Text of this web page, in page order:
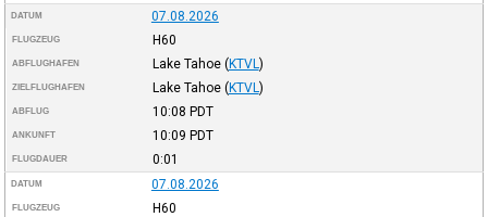
DATUM 07.08.2026
FLUGZEUG H60
ABFLUGHAFEN Lake Tahoe (KTVL )
ZIELFLUGHAFEN Lake Tahoe (KTVL )
ABFLUG 10:08 PDT
ANKUNFT 10:09 PDT
FLUGDAUER 0:01
DATUM 07.08.2026
FLUGZEUG H60